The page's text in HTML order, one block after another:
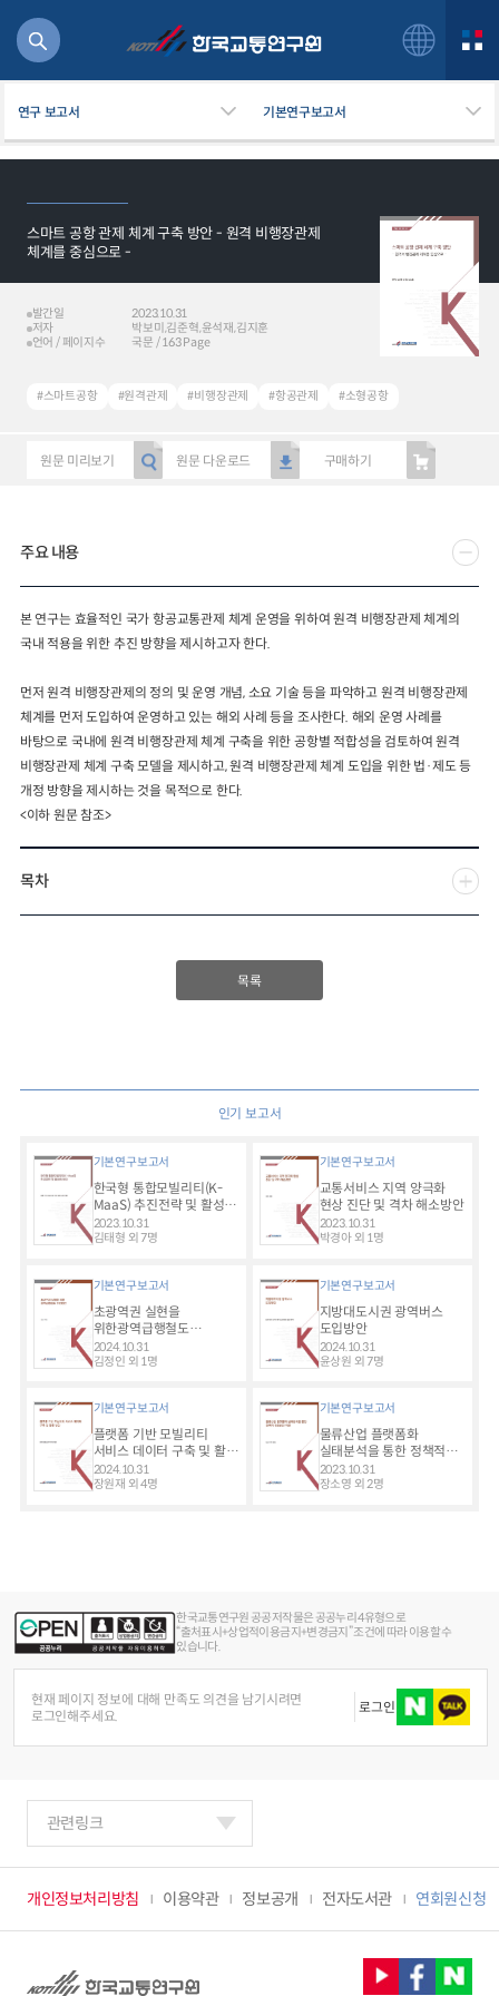
연구 보고서 기본연구보고서
스마트 공항 관제 체계 구축 방안 - 원격 비행장관제
체계를 중심으로 -
발간일
2023.10.31
저자
박보미,김준혁,윤석재,김지훈
언어 / 페이지수
국문 / 163 Page
#스마트공항 #원격관제 #비행장관제 #항공관제 #소형공항
원문 미리보기 원문 다운로드 구매하기
주요 내용
본 연구는 효율적인 국가 항공교통관제 체계 운영을 위하여 원격 비행장관제 체계의
국내 적용을 위한 추진 방향을 제시하고자 한다.
먼저 원격 비행장관제의 정의 및 운영 개념, 소요 기술 등을 파악하고 원격 비행장관제
체계를 먼저 도입하여 운영하고 있는 해외 사례 등을 조사한다. 해외 운영 사례를
바탕으로 국내에 원격 비행장관제 체계 구축을 위한 공항별 적합성을 검토하여 원격
비행장관제 체계 구축 모델을 제시하고,원격 비행장관제 체계 도입을 위한 법 ·제도 등
개정 방향을 제시하는 것을 목적으로 한다.
<이하 원문 참조>
목차
목록
인기 보고서
기본연구보고서
한국형 통합모빌리티(K-
MaaS) 추진전략 및 활성화
방안
2023.10.31
김태형 외 7명
기본연구보고서
교통서비스 지역 양극화
현상 진단 및 격차 해소방안
2023.10.31
박경아 외 1명
기본연구보고서
초광역권 실현을
위한광역급행철도
추진방안
2024.10.31
김정인 외 1명
기본연구보고서
지방대도시권 광역버스
도입방안
2024.10.31
윤상원 외 7명
기본연구보고서
플랫폼 기반 모빌리티
서비스 데이터 구축 및 활용
방안
2024.10.31
장원재 외 4명
기본연구보고서
물류산업 플랫폼화
실태분석을 통한 정책적
대응방안 마련
2023.10.31
장소영 외 2명
한국교통연구원 공공저작물은 공공누리 4유형으로
“출처표시+상업적이용금지+변경금지” 조건에 따라 이용할 수
있습니다.
현재 페이지 정보에 대해 만족도 의견을 남기시려면
로그인해주세요.
로그인
개인정보처리방침 이용약관 정보공개 전자도서관 연회원신청
관련링크
용
2024년 국가교통조사 및 분석
요약보고서
수단분담모형
여객OD현행화
권역별통행지표
사회경제지표
2024.12.31
2024 생활물류 서비스 보